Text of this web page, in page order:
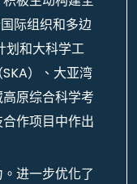
际组织和多边
划和大科学工
）、大亚湾
原综合科学考
作项目中作出
进一步优化了